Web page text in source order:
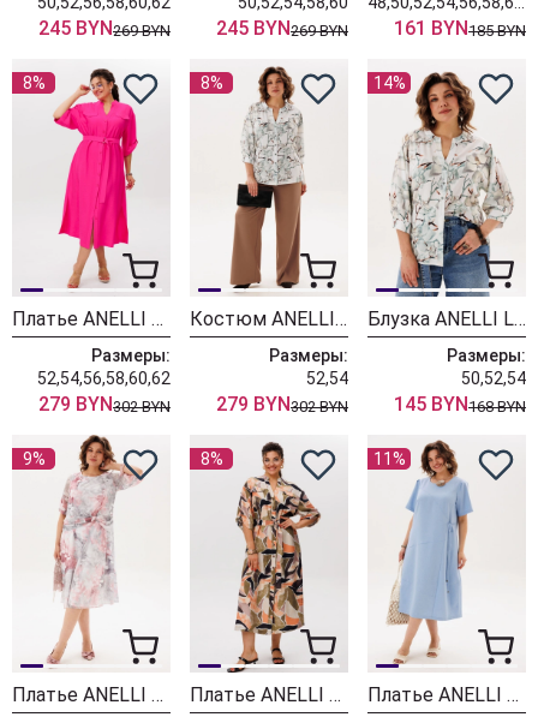
245 BYN269 BYN 245 BYN269 BYN 161 BYN185 BYN
8%
Платье ANELLI LAUREL 1541 малиновое варенье
Размеры:
52,54,56,58,60,62
279 BYN302 BYN
8%
Костюм ANELLI LAUREL 1896 магнолии на мокром песке
Размеры:
52,54
279 BYN302 BYN
14%
Блузка ANELLI LAUREL 1854 белая магнолия
Размеры:
50,52,54
145 BYN168 BYN
9%
Платье ANELLI LAUREL 1813 розовые грезы
8%
Платье ANELLI LAUREL 1541 мозайка
11%
Платье ANELLI LAUREL 062 горный хрусталь